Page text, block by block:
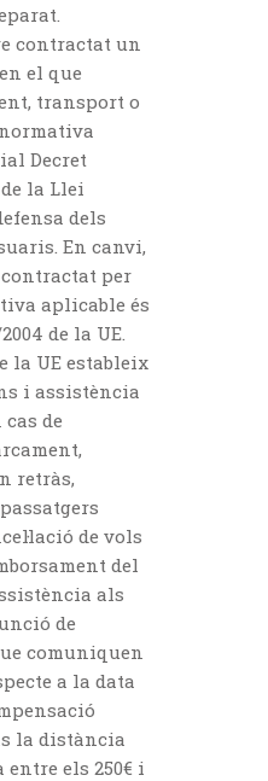
contractat un
el que
transport o
Decret
la Llei
dels
En canvi,
per
aplicable és
de la UE.
la UE estableix
i assistència
de
retràs,
de vols
del
als
de
comuniquen
a la data
la distància
entre els 250€ i